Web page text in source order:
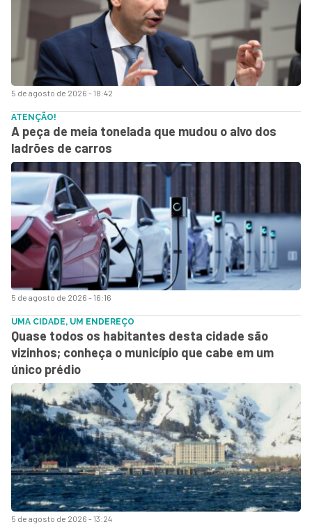
5 de agosto de 2026 - 18:42
5 de agosto de 2026 - 16:16
ATENÇÃO!
A peça de meia tonelada que mudou o alvo dos
ladrões de carros
5 de agosto de 2026 - 13:24
UMA CIDADE, UM ENDEREÇO
Quase todos os habitantes desta cidade são
vizinhos; conheça o município que cabe em um
único prédio